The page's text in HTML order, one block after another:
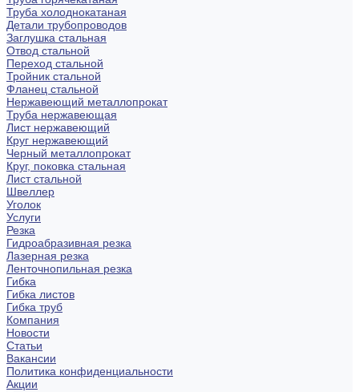
Труба холоднокатаная
Детали трубопроводов
Заглушка стальная
Отвод стальной
Переход стальной
Тройник стальной
Фланец стальной
Нержавеющий металлопрокат
Труба нержавеющая
Лист нержавеющий
Круг нержавеющий
Черный металлопрокат
Круг, поковка стальная
Лист стальной
Швеллер
Уголок
Услуги
Резка
Гидроабразивная резка
Лазерная резка
Ленточнопильная резка
Гибка
Гибка листов
Гибка труб
Компания
Новости
Статьи
Вакансии
Политика конфиденциальности
Акции